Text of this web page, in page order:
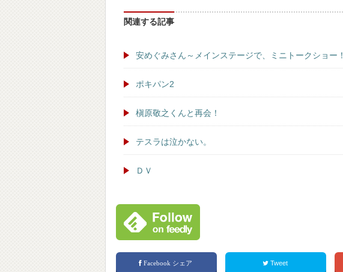
関連する記事
安めぐみさん～メインステージで、ミニトークショー！
ポキパン2
槇原敬之くんと再会！
テスラは泣かない。
ＤＶ
Facebook シェア Tweet